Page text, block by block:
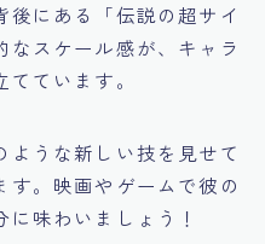
にある「伝説の超サイ
スケール感が、キャラ
ています。
ような新しい技を見せて
す。映画やゲームで彼の
味わいましょう！